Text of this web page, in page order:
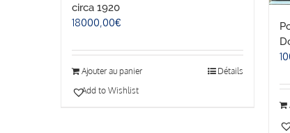
circa 1920
18000,00€
Ajouter au panier
Détails
Add to Wishlist